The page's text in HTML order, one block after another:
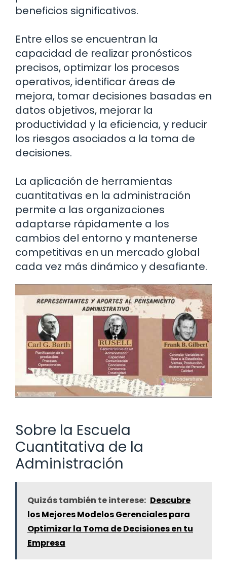
beneficios significativos.
Entre ellos se encuentran la
capacidad de realizar pronósticos
precisos, optimizar los procesos
operativos, identificar áreas de
mejora, tomar decisiones basadas en
datos objetivos, mejorar la
productividad y la eficiencia, y reducir
los riesgos asociados a la toma de
decisiones.
La aplicación de herramientas
cuantitativas en la administración
permite a las organizaciones
adaptarse rápidamente a los
cambios del entorno y mantenerse
competitivas en un mercado global
cada vez más dinámico y desafiante.
Sobre la Escuela
Cuantitativa de la
Administración
Quizás también te interese: Descubre
los Mejores Modelos Gerenciales para
Optimizar la Toma de Decisiones en tu
Empresa